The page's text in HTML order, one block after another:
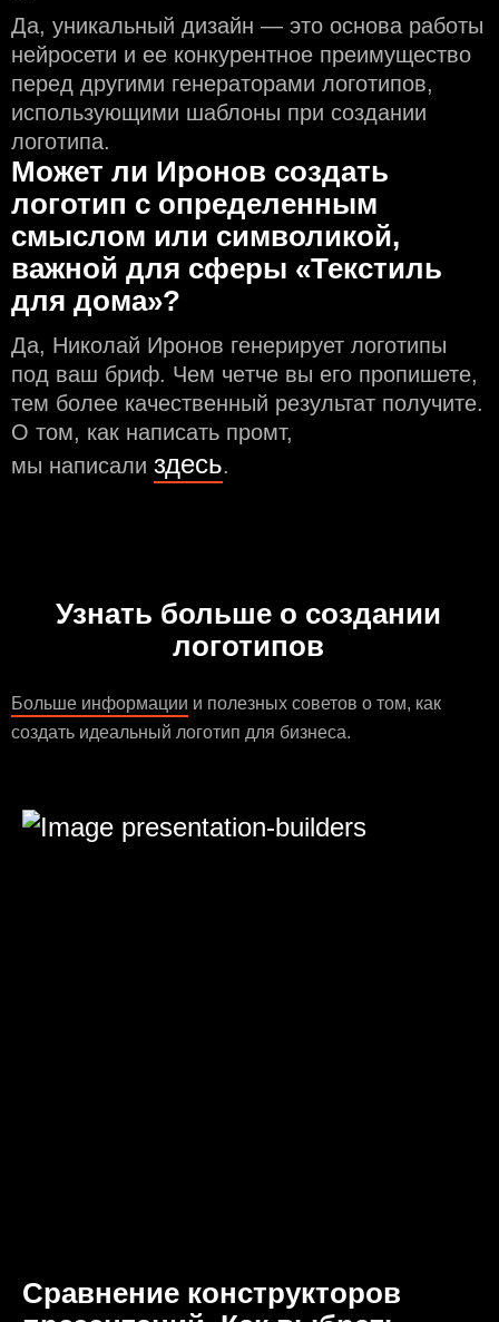
Да, уникальный дизайн — это основа работы
нейросети и еe конкурентное преимущество
перед другими генераторами логотипов,
использующими шаблоны при создании
логотипа.
Может ли Иронов создать
логотип с определeнным
смыслом или символикой,
важной для сферы «Текстиль
для дома»?
Да, Николай Иронов генерирует логотипы
под ваш бриф. Чем чeтче вы его пропишете,
тем более качественный результат получите.
О том, как написать промт,
мы написали здесь.
Узнать больше о создании
логотипов
Больше информации и полезных советов о том, как
создать идеальный логотип для бизнеса.
Сравнение конструкторов